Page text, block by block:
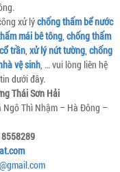
xử lýchống thấm bể nước
mái bê tông, chống thấm
trần, xử lý nứt tường, chống
vệ sinh, … vui lòng liên hệ
dưới đây.
Thái Sơn Hải
Thì Nhậm – Hà Đông –